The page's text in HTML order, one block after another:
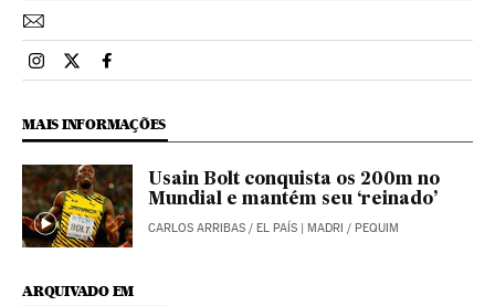
Esportes El País Brasil en Instagram
Esportes El País Brasil en Twitter
Esportes El País Brasil en Facebook
MAIS INFORMAÇÕES
Usain Bolt conquista os 200m no
Mundial e mantém seu ‘reinado’
CARLOS ARRIBAS / EL PAÍS | MADRI / PEQUIM
ARQUIVADO EM